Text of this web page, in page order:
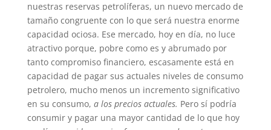
nuestras reservas petrolíferas, un nuevo mercado de
tamaño congruente con lo que será nuestra enorme
capacidad ociosa. Ese mercado, hoy en día, no luce
atractivo porque, pobre como es y abrumado por
tanto compromiso financiero, escasamente está en
capacidad de pagar sus actuales niveles de consumo
petrolero, mucho menos un incremento significativo
en su consumo, a los precios actuales. Pero sí podría
consumir y pagar una mayor cantidad de lo que hoy